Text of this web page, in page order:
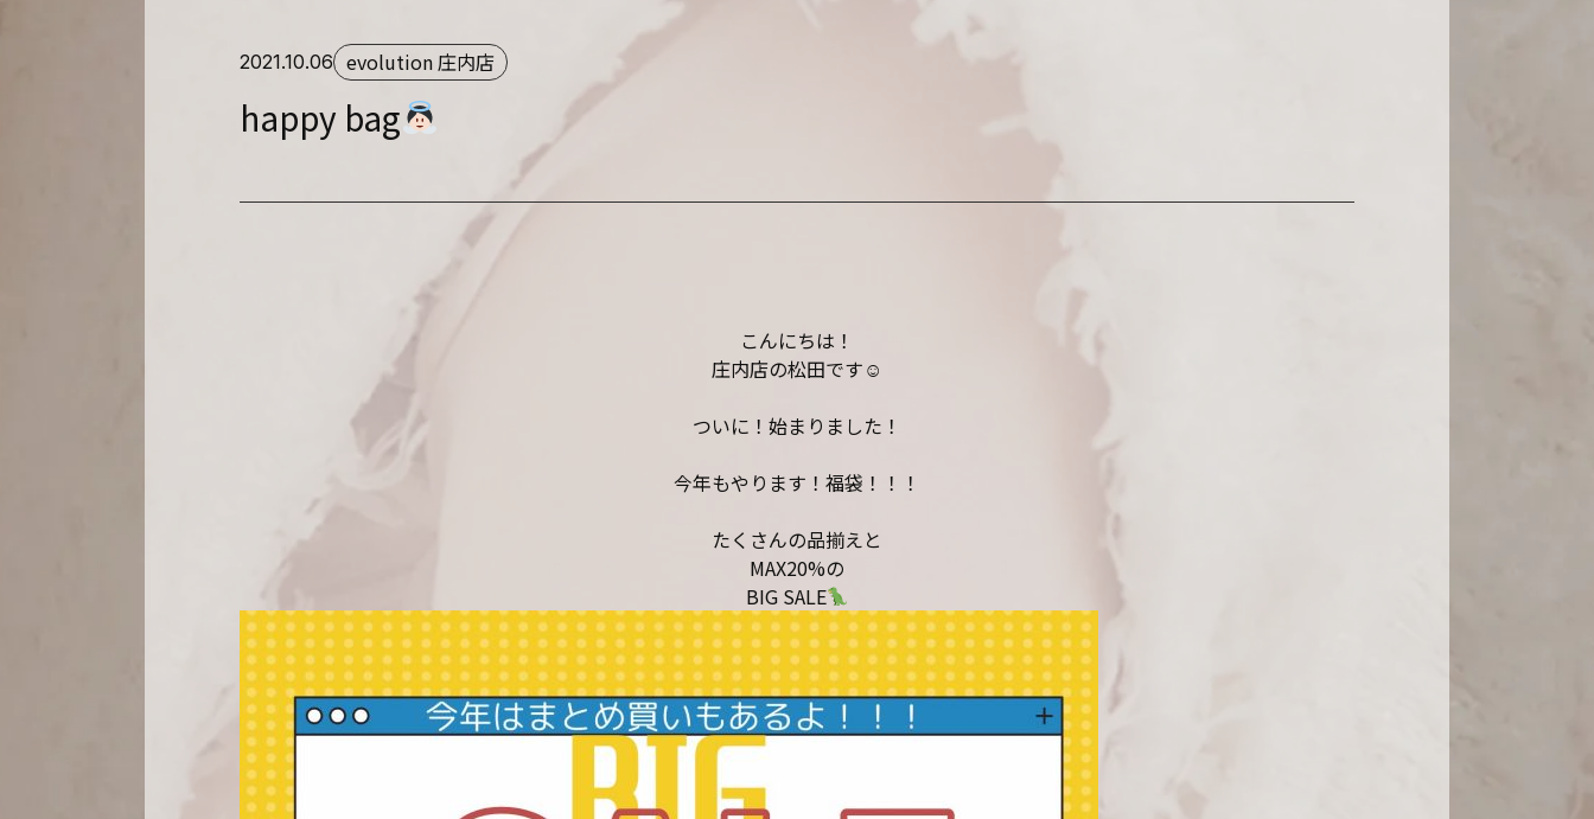
2021.10.06 evolution 庄内店
happy bag
こんにちは！
庄内店の松田です☺︎
ついに！始まりました！
今年もやります！福袋！！！
たくさんの品揃えと
MAX20%の
BIG SALE